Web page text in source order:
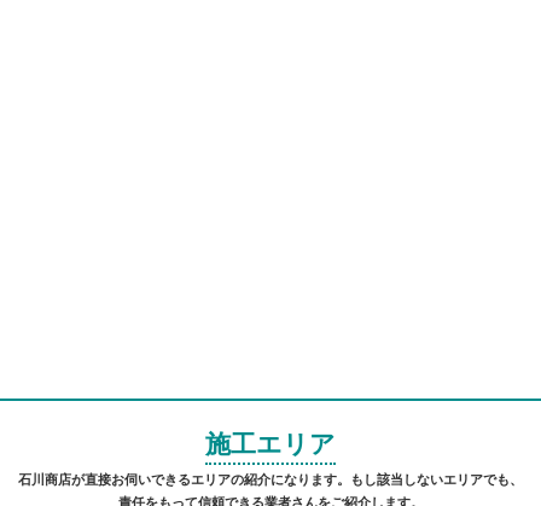
施工エリア
石川商店が直接お伺いできるエリアの紹介になります。もし該当しないエリアでも、
責任をもって信頼できる業者さんをご紹介します。